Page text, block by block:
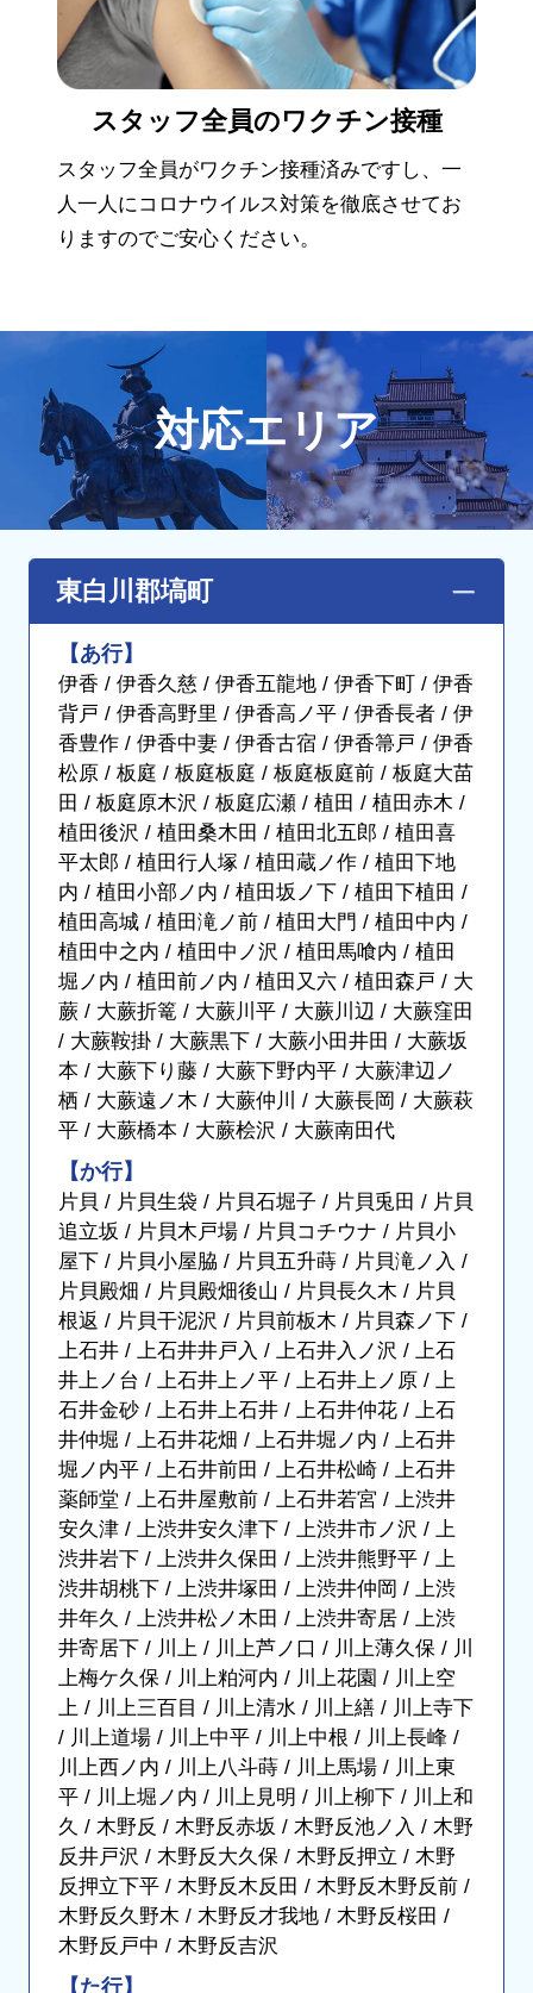
スタッフ全員のワクチン接種
スタッフ全員がワクチン接種済みですし、一
人一人にコロナウイルス対策を徹底させてお
りますのでご安心ください。
対応エリア
東白川郡塙町
【あ行】
伊香 / 伊香久慈 / 伊香五龍地 / 伊香下町 / 伊香
背戸 / 伊香高野里 / 伊香高ノ平 / 伊香長者 / 伊
香豊作 / 伊香中妻 / 伊香古宿 / 伊香箒戸 / 伊香
松原 / 板庭 / 板庭板庭 / 板庭板庭前 / 板庭大苗
田 / 板庭原木沢 / 板庭広瀬 / 植田 / 植田赤木 /
植田後沢 / 植田桑木田 / 植田北五郎 / 植田喜
平太郎 / 植田行人塚 / 植田蔵ノ作 / 植田下地
内 / 植田小部ノ内 / 植田坂ノ下 / 植田下植田 /
植田高城 / 植田滝ノ前 / 植田大門 / 植田中内 /
植田中之内 / 植田中ノ沢 / 植田馬喰内 / 植田
堀ノ内 / 植田前ノ内 / 植田又六 / 植田森戸 / 大
蕨 / 大蕨折篭 / 大蕨川平 / 大蕨川辺 / 大蕨窪田
/ 大蕨鞍掛 / 大蕨黒下 / 大蕨小田井田 / 大蕨坂
本 / 大蕨下り藤 / 大蕨下野内平 / 大蕨津辺ノ
栖 / 大蕨遠ノ木 / 大蕨仲川 / 大蕨長岡 / 大蕨萩
平 / 大蕨橋本 / 大蕨桧沢 / 大蕨南田代
【か行】
片貝 / 片貝生袋 / 片貝石堀子 / 片貝兎田 / 片貝
追立坂 / 片貝木戸場 / 片貝コチウナ / 片貝小
屋下 / 片貝小屋脇 / 片貝五升蒔 / 片貝滝ノ入 /
片貝殿畑 / 片貝殿畑後山 / 片貝長久木 / 片貝
根返 / 片貝干泥沢 / 片貝前板木 / 片貝森ノ下 /
上石井 / 上石井井戸入 / 上石井入ノ沢 / 上石
井上ノ台 / 上石井上ノ平 / 上石井上ノ原 / 上
石井金砂 / 上石井上石井 / 上石井仲花 / 上石
井仲堀 / 上石井花畑 / 上石井堀ノ内 / 上石井
堀ノ内平 / 上石井前田 / 上石井松崎 / 上石井
薬師堂 / 上石井屋敷前 / 上石井若宮 / 上渋井
安久津 / 上渋井安久津下 / 上渋井市ノ沢 / 上
渋井岩下 / 上渋井久保田 / 上渋井熊野平 / 上
渋井胡桃下 / 上渋井塚田 / 上渋井仲岡 / 上渋
井年久 / 上渋井松ノ木田 / 上渋井寄居 / 上渋
井寄居下 / 川上 / 川上芦ノ口 / 川上薄久保 / 川
上梅ケ久保 / 川上粕河内 / 川上花園 / 川上空
上 / 川上三百目 / 川上清水 / 川上繕 / 川上寺下
/ 川上道場 / 川上中平 / 川上中根 / 川上長峰 /
川上西ノ内 / 川上八斗蒔 / 川上馬場 / 川上東
平 / 川上堀ノ内 / 川上見明 / 川上柳下 / 川上和
久 / 木野反 / 木野反赤坂 / 木野反池ノ入 / 木野
反井戸沢 / 木野反大久保 / 木野反押立 / 木野
反押立下平 / 木野反木反田 / 木野反木野反前 /
木野反久野木 / 木野反才我地 / 木野反桜田 /
木野反戸中 / 木野反吉沢
【た行】